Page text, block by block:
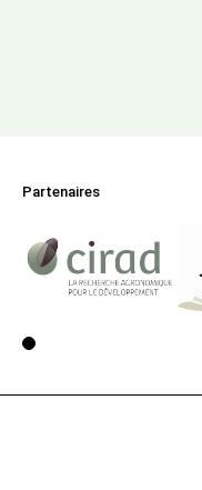
Partenaires
Voir la page 1